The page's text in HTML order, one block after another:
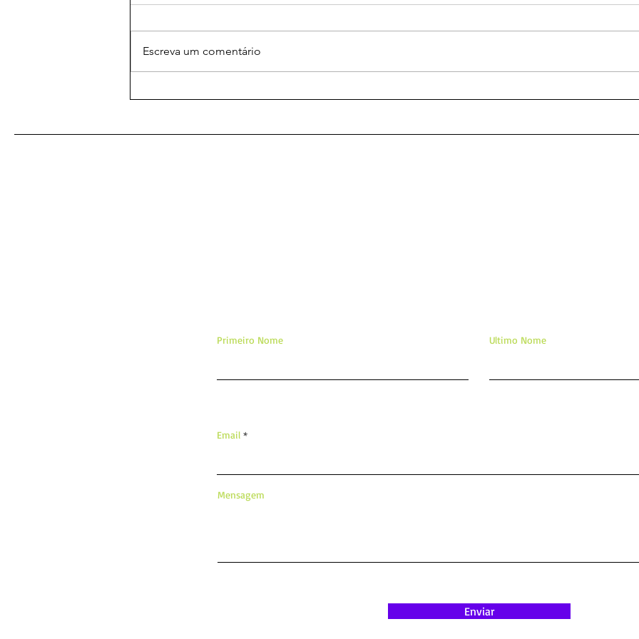
Escreva um comentário
Primeiro Nome Ultimo Nome
Email
Mensagem
Enviar